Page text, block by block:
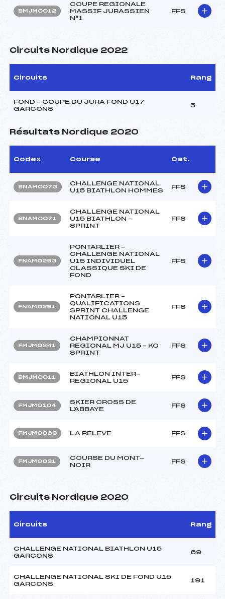
BMJM0012
COUPE REGIONALE
MASSIF JURASSIEN
N°1
FFS
Circuits Nordique 2022
Circuits Rang
FOND – COUPE DU JURA FOND U17
GARCONS
5
Résultats Nordique 2020
Codex Course Cat.
BNAM0073
CHALLENGE NATIONAL
U15 BIATHLON HOMMES
FFS
BNAM0071
CHALLENGE NATIONAL
U15 BIATHLON –
SPRINT
FFS
FNAM0293
PONTARLIER –
CHALLENGE NATIONAL
U15 INDIVIDUEL
CLASSIQUE SKI DE
FOND
FFS
FNAM0291
PONTARLIER –
QUALIFICATIONS
SPRINT CHALLENGE
NATIONAL U15
FFS
FMJM0241
CHAMPIONNAT
REGIONAL MJ U15 – KO
SPRINT
FFS
BMJM0011
BIATHLON INTER-
REGIONAL U15
FFS
FMJM0104
SKIER CROSS DE
L'ABBAYE
FFS
FMJM0063 LA RELEVE FFS
FMJM0031
COURSE DU MONT-
NOIR
FFS
Circuits Nordique 2020
Circuits Rang
CHALLENGE NATIONAL BIATHLON U15
GARCONS
69
CHALLENGE NATIONAL SKI DE FOND U15
GARCONS
191